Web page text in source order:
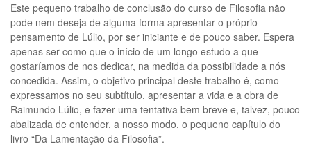
Este pequeno trabalho de conclusão do curso de Filosofia não
pode nem deseja de alguma forma apresentar o próprio
pensamento de Lúlio, por ser iniciante e de pouco saber. Espera
apenas ser como que o início de um longo estudo a que
gostaríamos de nos dedicar, na medida da possibilidade a nós
concedida. Assim, o objetivo principal deste trabalho é, como
expressamos no seu subtítulo, apresentar a vida e a obra de
Raimundo Lúlio, e fazer uma tentativa bem breve e, talvez, pouco
abalizada de entender, a nosso modo, o pequeno capítulo do
livro “Da Lamentação da Filosofia”.